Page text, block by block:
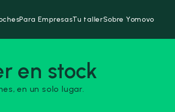
Para EmpresasTu tallerSobre Yomovo
en stock
en un solo lugar.